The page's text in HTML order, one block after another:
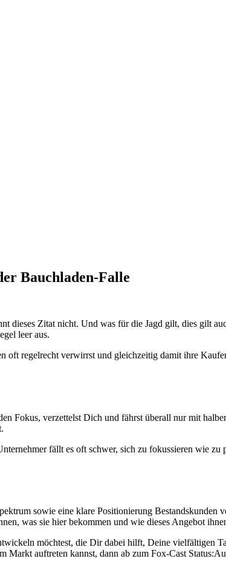
Bauchladen-Falle
dieses Zitat nicht. Und was für die Jagd gilt, dies gilt
leer aus.
regelrecht verwirrst und gleichzeitig damit ihre
Fokus, verzettelst Dich und fährst überall nur mit
fällt es oft schwer, sich zu fokussieren wie zu
sowie eine klare Positionierung
was sie hier bekommen und wie dieses Angebot
möchtest, die Dir dabei hilft, Deine vielfältigen
auftreten kannst, dann ab zum Fox-Cast